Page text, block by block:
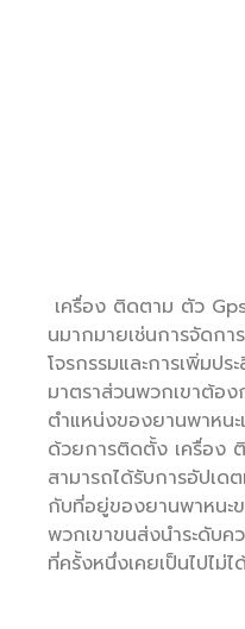
เครื่อง ติดตาม ตัว
นมากมายเช่นการจัดก
โจรกรรมและการเพิ่มป
มาตราส่วนพวกเขาต้อ
ตำแหน่งของยานพาหน
ด้วยการติดตั้ง เครื่อง
สามารถได้รับการอัปเด
กับที่อยู่ของยานพาหนะ
พวกเขาขนส่งนำระดับค
ที่ครั้งหนึ่งเคยเป็นไปไม่ไ